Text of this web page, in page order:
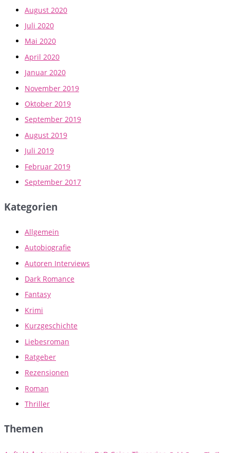
August 2020
Juli 2020
Mai 2020
April 2020
Januar 2020
November 2019
Oktober 2019
September 2019
August 2019
Juli 2019
Februar 2019
September 2017
Kategorien
Allgemein
Autobiografie
Autoren Interviews
Dark Romance
Fantasy
Krimi
Kurzgeschichte
Liebesroman
Ratgeber
Rezensionen
Roman
Thriller
Themen